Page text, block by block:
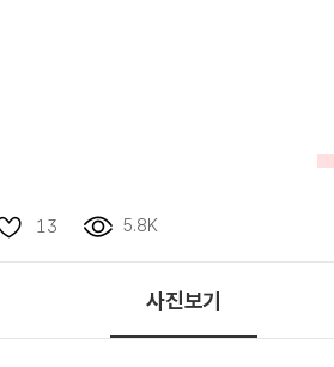
13 5.8K
사진보기